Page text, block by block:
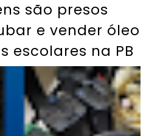
são presos
e vender óleo
escolares na PB